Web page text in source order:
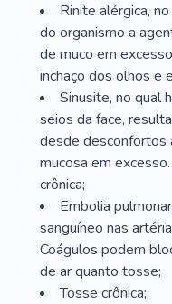
Rinite alérgica,
do organismo a
de muco em
inchaço dos olhos e
Sinusite, no qual
seios da face,
desde desconfortos
mucosa em
crônica;
Embolia
sanguíneo nas
Coágulos podem
de ar quanto tosse;
Tosse crônica;